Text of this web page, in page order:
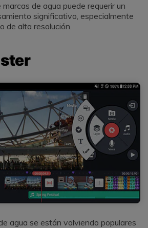
marcas de agua puede requerir un
significativo, especialmente
de alta resolución.
agua se están volviendo populares